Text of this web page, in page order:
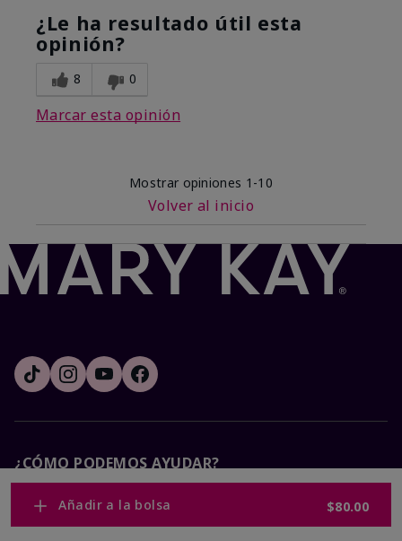
Añadir a la bolsa $80.00
¿Le ha resultado útil esta
opinión?
8 0
Marcar esta opinión
Mostrar opiniones 1-10
Volver al inicio
¿CÓMO PODEMOS AYUDAR?
Recibe e-mails